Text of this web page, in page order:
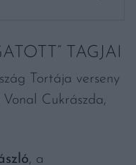
TAGJAI
Tortája verseny
Cukrászda,
, a